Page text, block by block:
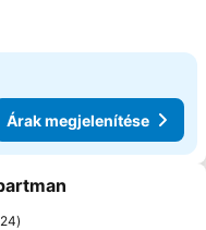
Árak megjelenítése
a kedvencekhez